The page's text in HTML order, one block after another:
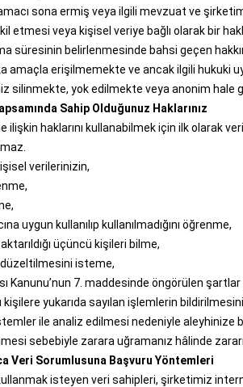
sona ermiş veya ilgili mevzuat ve
etmesi veya kişisel veriye bağlı olarak bir
süresinin belirlenmesinde bahsi geçen
amaçla erişilmemekte ve ancak ilgili hukuki
silinmekte, yok edilmekte veya anonim hale
Sahip Olduğunuz Haklarınız
ilişkin haklarını kullanabilmek için ilk olarak
verilerinizin,
uygun kullanılıp kullanılmadığını öğrenme,
üçüncü kişileri bilme,
isteme,
Kanunu’nun 7. maddesinde öngörülen
kişilere yukarıda sayılan işlemlerin
ile analiz edilmesi nedeniyle aleyhinize
sebebiyle zarara uğramanız hâlinde
Veri Sorumlusuna Başvuru Yöntemleri
isteyen veri sahipleri, şirketimiz